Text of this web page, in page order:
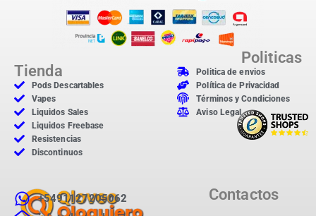
Tienda
Pods Descartables
Vapes
Liquidos Sales
Liquidos Freebase
Resistencias
Discontinuos
Politicas
Politica de envios
Política de Privacidad
Términos y Condiciones
Aviso Legal
Contactos
+5491127205062